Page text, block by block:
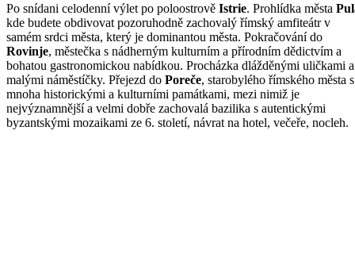
Po snídani celodenní výlet po poloostrově Istrie. Prohlídka města
kde budete obdivovat pozoruhodně zachovalý římský amfiteátr v
samém srdci města, který je dominantou města. Pokračování do
Rovinje, městečka s nádherným kulturním a přírodním dědictvím a
bohatou gastronomickou nabídkou. Procházka dlážděnými uličkami a
malými náměstíčky. Přejezd do Poreče, starobylého římského města s
mnoha historickými a kulturními památkami, mezi nimiž je
nejvýznamnější a velmi dobře zachovalá bazilika s autentickými
byzantskými mozaikami ze 6. století, návrat na hotel, večeře, nocleh.